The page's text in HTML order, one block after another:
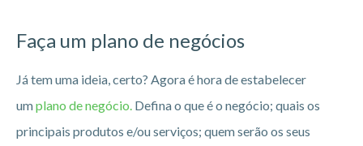
Faça um plano de negócios
Já tem uma ideia, certo? Agora é hora de estabelecer
umplano de negócio. Defina o que é o negócio; quais os
principais produtos e/ou serviços; quem serão os seus